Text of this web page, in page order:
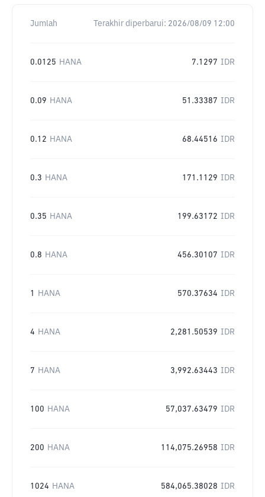
Jumlah Terakhir diperbarui: 2026/08/09 12:00
0.0125 HANA 7.1297 IDR
0.09 HANA 51.33387 IDR
0.12 HANA 68.44516 IDR
0.3 HANA 171.1129 IDR
0.35 HANA 199.63172 IDR
0.8 HANA 456.30107 IDR
1 HANA 570.37634 IDR
4 HANA 2,281.50539 IDR
7 HANA 3,992.63443 IDR
100 HANA 57,037.63479 IDR
200 HANA 114,075.26958 IDR
1024 HANA 584,065.38028 IDR